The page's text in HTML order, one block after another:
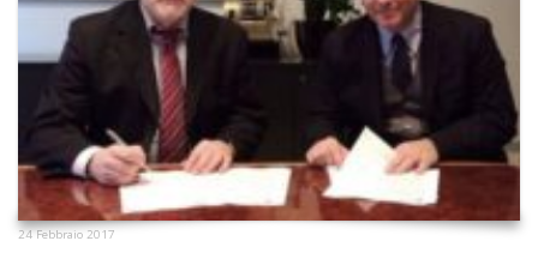
24 Febbraio 2017